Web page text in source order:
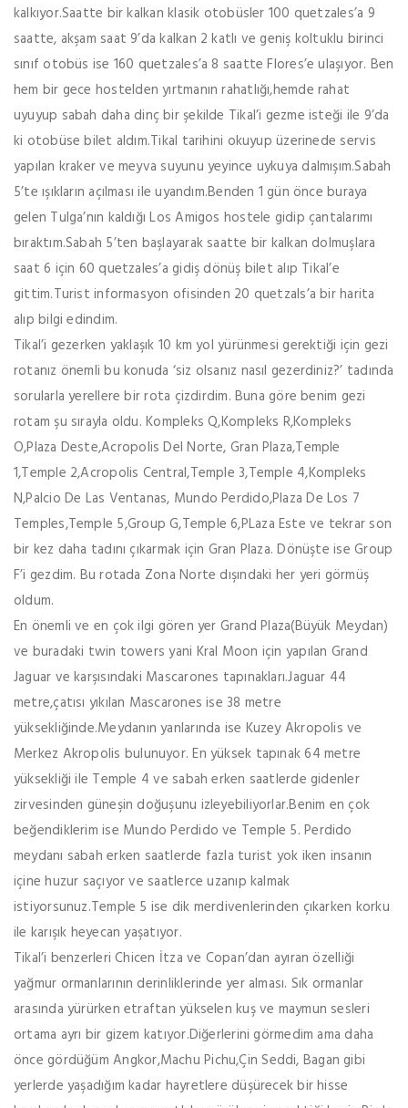
kalkıyor.Saatte bir kalkan klasik otobüsler 100 quetzales’a 9
saatte, akşam saat 9’da kalkan 2 katlı ve geniş koltuklu birinci
sınıf otobüs ise 160 quetzales’a 8 saatte Flores’e ulaşıyor. Ben
hem bir gece hostelden yırtmanın rahatlığı,hemde rahat
uyuyup sabah daha dinç bir şekilde Tikal’i gezme isteği ile 9’da
ki otobüse bilet aldım.Tikal tarihini okuyup üzerinede servis
yapılan kraker ve meyva suyunu yeyince uykuya dalmışım.Sabah
5’te ışıkların açılması ile uyandım.Benden 1 gün önce buraya
gelen Tulga’nın kaldığı Los Amigos hostele gidip çantalarımı
bıraktım.Sabah 5’ten başlayarak saatte bir kalkan dolmuşlara
saat 6 için 60 quetzales’a gidiş dönüş bilet alıp Tikal’e
gittim.Turist informasyon ofisinden 20 quetzals’a bir harita
alıp bilgi edindim.
Tikal’i gezerken yaklaşık 10 km yol yürünmesi gerektiği için gezi
rotanız önemli bu konuda ‘siz olsanız nasıl gezerdiniz?’ tadında
sorularla yerellere bir rota çizdirdim. Buna göre benim gezi
rotam şu sırayla oldu. Kompleks Q,Kompleks R,Kompleks
O,Plaza Deste,Acropolis Del Norte, Gran Plaza,Temple
1,Temple 2,Acropolis Central,Temple 3,Temple 4,Kompleks
N,Palcio De Las Ventanas, Mundo Perdido,Plaza De Los 7
Temples,Temple 5,Group G,Temple 6,PLaza Este ve tekrar son
bir kez daha tadını çıkarmak için Gran Plaza. Dönüşte ise Group
F’i gezdim. Bu rotada Zona Norte dışındaki her yeri görmüş
oldum.
En önemli ve en çok ilgi gören yer Grand Plaza(Büyük Meydan)
ve buradaki twin towers yani Kral Moon için yapılan Grand
Jaguar ve karşısındaki Mascarones tapınakları.Jaguar 44
metre,çatısı yıkılan Mascarones ise 38 metre
yüksekliğinde.Meydanın yanlarında ise Kuzey Akropolis ve
Merkez Akropolis bulunuyor. En yüksek tapınak 64 metre
yüksekliği ile Temple 4 ve sabah erken saatlerde gidenler
zirvesinden güneşin doğuşunu izleyebiliyorlar.Benim en çok
beğendiklerim ise Mundo Perdido ve Temple 5. Perdido
meydanı sabah erken saatlerde fazla turist yok iken insanın
içine huzur saçıyor ve saatlerce uzanıp kalmak
istiyorsunuz.Temple 5 ise dik merdivenlerinden çıkarken korku
ile karışık heyecan yaşatıyor.
Tikal’i benzerleri Chicen İtza ve Copan’dan ayıran özelliği
yağmur ormanlarının derinliklerinde yer alması. Sık ormanlar
arasında yürürken etraftan yükselen kuş ve maymun sesleri
ortama ayrı bir gizem katıyor.Diğerlerini görmedim ama daha
önce gördüğüm Angkor,Machu Pichu,Çin Seddi, Bagan gibi
yerlerde yaşadığım kadar hayretlere düşürecek bir hisse